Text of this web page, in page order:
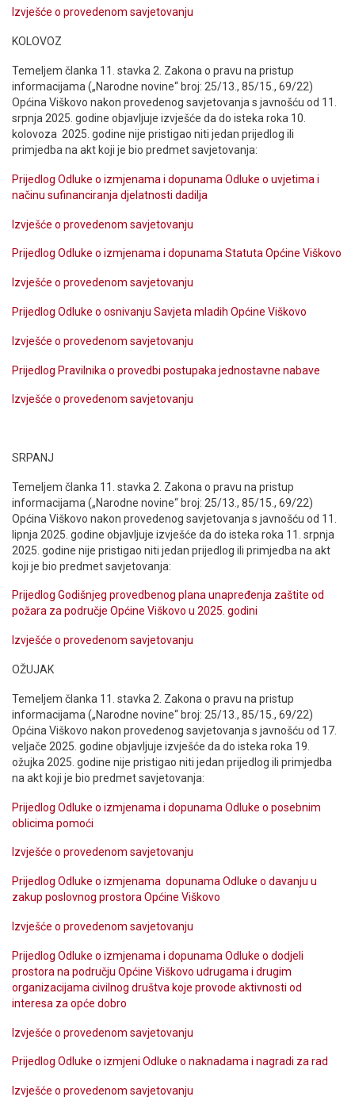
Izvješće o provedenom savjetovanju
KOLOVOZ
Temeljem članka 11. stavka 2. Zakona o pravu na pristup
informacijama („Narodne novine“ broj: 25/13., 85/15., 69/22)
Općina Viškovo nakon provedenog savjetovanja s javnošću od 11.
srpnja 2025. godine objavljuje izvješće da do isteka roka 10.
kolovoza 2025. godine nije pristigao niti jedan prijedlog ili
primjedba na akt koji je bio predmet savjetovanja:
Prijedlog Odluke o izmjenama i dopunama Odluke o uvjetima i
načinu sufinanciranja djelatnosti dadilja
Izvješće o provedenom savjetovanju
Prijedlog Odluke o izmjenama i dopunama Statuta Općine Viškovo
Izvješće o provedenom savjetovanju
Prijedlog Odluke o osnivanju Savjeta mladih Općine Viškovo
Izvješće o provedenom savjetovanju
Prijedlog Pravilnika o provedbi postupaka jednostavne nabave
Izvješće o provedenom savjetovanju
SRPANJ
Temeljem članka 11. stavka 2. Zakona o pravu na pristup
informacijama („Narodne novine“ broj: 25/13., 85/15., 69/22)
Općina Viškovo nakon provedenog savjetovanja s javnošću od 11.
lipnja 2025. godine objavljuje izvješće da do isteka roka 11. srpnja
2025. godine nije pristigao niti jedan prijedlog ili primjedba na akt
koji je bio predmet savjetovanja:
Prijedlog Godišnjeg provedbenog plana unapređenja zaštite od
požara za područje Općine Viškovo u 2025. godini
Izvješće o provedenom savjetovanju
OŽUJAK
Temeljem članka 11. stavka 2. Zakona o pravu na pristup
informacijama („Narodne novine“ broj: 25/13., 85/15., 69/22)
Općina Viškovo nakon provedenog savjetovanja s javnošću od 17.
veljače 2025. godine objavljuje izvješće da do isteka roka 19.
ožujka 2025. godine nije pristigao niti jedan prijedlog ili primjedba
na akt koji je bio predmet savjetovanja:
Prijedlog Odluke o izmjenama i dopunama Odluke o posebnim
oblicima pomoći
Izvješće o provedenom savjetovanju
Prijedlog Odluke o izmjenama dopunama Odluke o davanju u
zakup poslovnog prostora Općine Viškovo
Izvješće o provedenom savjetovanju
Prijedlog Odluke o izmjenama i dopunama Odluke o dodjeli
prostora na području Općine Viškovo udrugama i drugim
organizacijama civilnog društva koje provode aktivnosti od
interesa za opće dobro
Izvješće o provedenom savjetovanju
Prijedlog Odluke o izmjeni Odluke o naknadama i nagradi za rad
Izvješće o provedenom savjetovanju